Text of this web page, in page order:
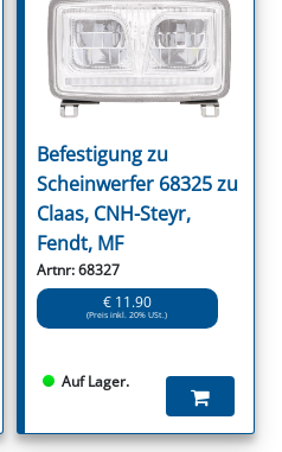
Befestigung zu
Scheinwerfer 68325 zu
Claas, CNH-Steyr,
Fendt, MF
Artnr: 68327
€ 11.90
(Preis inkl. 20% USt.)
Auf Lager.